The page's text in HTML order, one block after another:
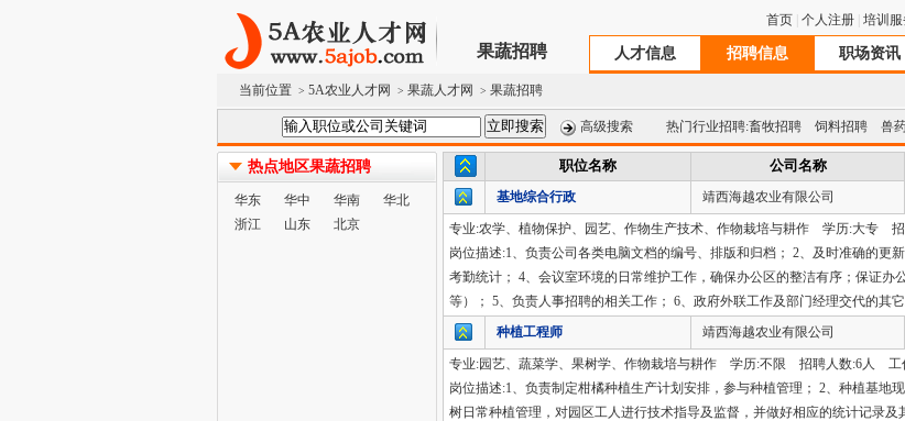
首页 个人注册 培训服
果蔬招聘 人才信息 招聘信息 职场资讯
当前位置 > 5A农业人才网 > 果蔬人才网 > 果蔬招聘
高级搜索 热门行业招聘:畜牧招聘 饲料招聘 兽
热点地区果蔬招聘
华东 华中 华南
华北
浙江
山东 北京
职位名称 公司名称
基地综合行政 靖西海越农业有限公司
专业:农学、植物保护、园艺、作物生产技术、作物栽培与耕作 学历:大专
岗位描述:1、负责公司各类电脑文档的编号、排版和归档； 2、及时准确的更
考勤统计； 4、会议室环境的日常维护工作，确保办公区的整洁有序；保证
等）； 5、负责人事招聘的相关工作； 6、政府外联工作及部门经理交代的其它
种植工程师
靖西海越农业有限公司
专业:园艺、蔬菜学、果树学、作物栽培与耕作 学历:不限 招聘人数:6人 工
岗位描述:1、负责制定柑橘种植生产计划安排，参与种植管理； 2、种植基地
树日常种植管理，对园区工人进行技术指导及监督，并做好相应的统计记录及